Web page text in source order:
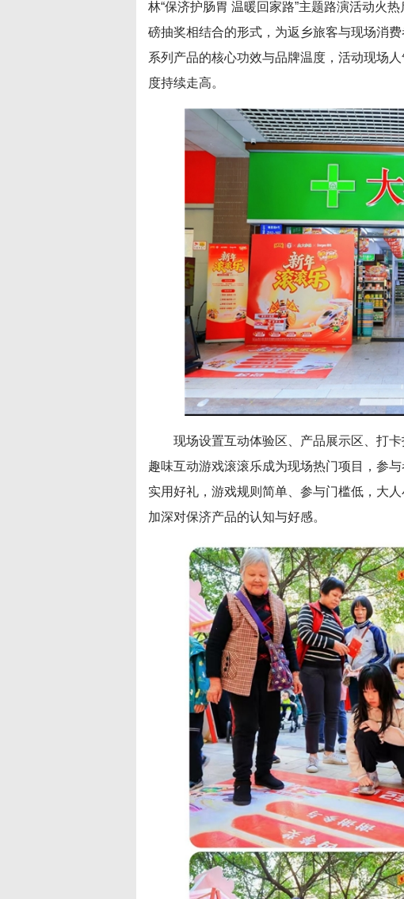
林“保济护肠胃 温暖回家路”主题路演活动火
磅抽奖相结合的形式，为返乡旅客与现场消
系列产品的核心功效与品牌温度，活动现场
度持续走高。
现场设置互动体验区、产品展示区、打
趣味互动游戏滚滚乐成为现场热门项目，参
实用好礼，游戏规则简单、参与门槛低，大
加深对保济产品的认知与好感。